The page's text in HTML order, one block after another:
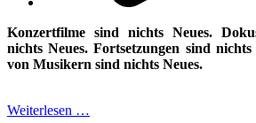
Konzertfilme sind nichts Neues.
nichts Neues.Fortsetzungen sind
von Musikern sind nichts Neues.
Weiterlesen …